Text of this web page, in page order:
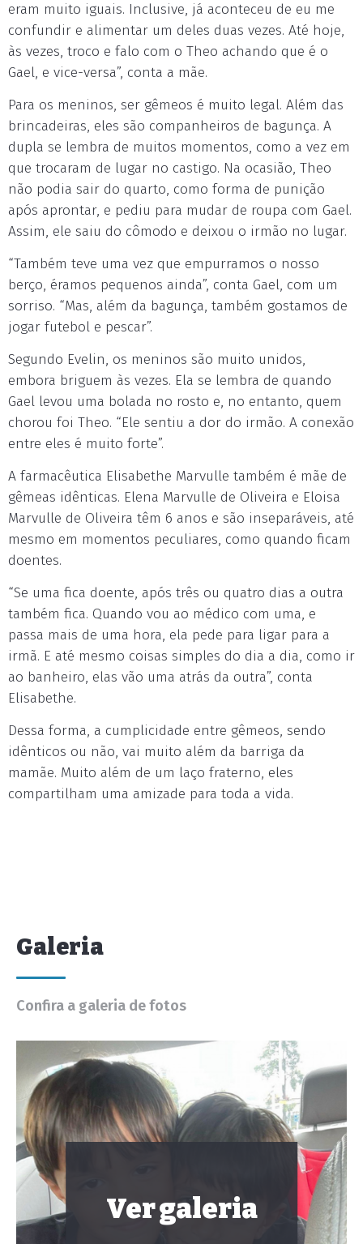
eram muito iguais. Inclusive, já aconteceu de eu me
confundir e alimentar um deles duas vezes. Até hoje,
às vezes, troco e falo com o Theo achando que é o
Gael, e vice-versa”, conta a mãe.
Para os meninos, ser gêmeos é muito legal. Além das
brincadeiras, eles são companheiros de bagunça. A
dupla se lembra de muitos momentos, como a vez em
que trocaram de lugar no castigo. Na ocasião, Theo
não podia sair do quarto, como forma de punição
após aprontar, e pediu para mudar de roupa com Gael.
Assim, ele saiu do cômodo e deixou o irmão no lugar.
“Também teve uma vez que empurramos o nosso
berço, éramos pequenos ainda”, conta Gael, com um
sorriso. “Mas, além da bagunça, também gostamos de
jogar futebol e pescar”.
Segundo Evelin, os meninos são muito unidos,
embora briguem às vezes. Ela se lembra de quando
Gael levou uma bolada no rosto e, no entanto, quem
chorou foi Theo. “Ele sentiu a dor do irmão. A conexão
entre eles é muito forte”.
A farmacêutica Elisabethe Marvulle também é mãe de
gêmeas idênticas. Elena Marvulle de Oliveira e Eloisa
Marvulle de Oliveira têm 6 anos e são inseparáveis, até
mesmo em momentos peculiares, como quando ficam
doentes.
“Se uma fica doente, após três ou quatro dias a outra
também fica. Quando vou ao médico com uma, e
passa mais de uma hora, ela pede para ligar para a
irmã. E até mesmo coisas simples do dia a dia, como ir
ao banheiro, elas vão uma atrás da outra”, conta
Elisabethe.
Dessa forma, a cumplicidade entre gêmeos, sendo
idênticos ou não, vai muito além da barriga da
mamãe. Muito além de um laço fraterno, eles
compartilham uma amizade para toda a vida.
Galeria
Confira a galeria de fotos
Ver galeria